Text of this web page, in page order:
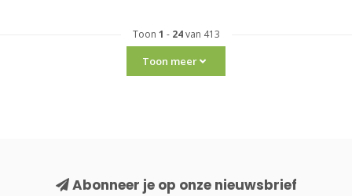
Toon 1 - 24van 413
Toon meer
Abonneer je op onze nieuwsbrief